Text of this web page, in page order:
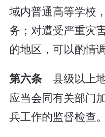
域内普通高等学校
务；对遭受严重灾
的地区，可以酌情
第六条 县级以上
应当会同有关部门
兵工作的监督检查。